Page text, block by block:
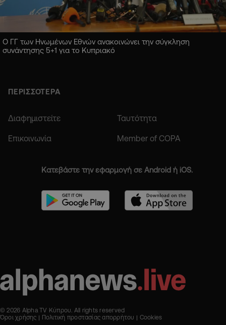
Ο ΓΓ των Ηνωμένων Εθνών ανακοινώνει την σύγκληση
συνάντησης 5+1 για το Κυπριακό
ΠΕΡΙΣΣΟΤΕΡΑ
Διαφημιστείτε Ταυτότητα
Επικοινωνία Member of COPA
Κατεβάστε την εφαρμογή σε Android ή iOS.
© 2026 Alpha TV Κύπρου. All rights reserved
Όροι χρήσης
Πολιτική προστασίας απορρήτου Cookies